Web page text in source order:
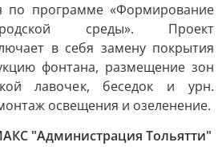
по программе «Формирование
среды». Проект
в себя замену покрытия
фонтана, размещение зон
лавочек, беседок и урн.
освещения и озеленение.
"Администрация Тольятти"